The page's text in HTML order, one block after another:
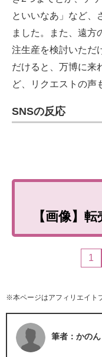
といいなあ」など、
ました。また、遠方
注生産を検討いただ
だけると、万博に来
ど、リクエストの声
SNSの反応
【画像】
1
※本ページはアフィリエイト
筆者：かのん